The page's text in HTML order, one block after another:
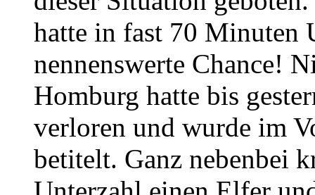
hatte in fast 70 Minuten
nennenswerte Chance!
Homburg hatte bis
verloren und wurde im
betitelt. Ganz nebenbei